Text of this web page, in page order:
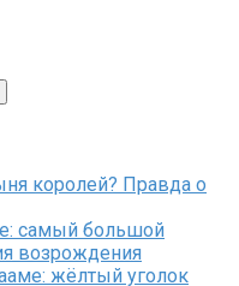
королей? Правда о
самый большой
возрождения
жёлтый уголок